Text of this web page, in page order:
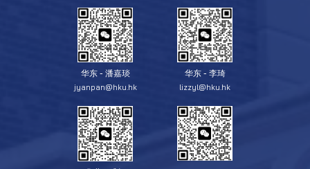
华东 - 潘嘉琰
jyanpan@hku.hk
华东 - 李琦
lizzyl@hku.hk